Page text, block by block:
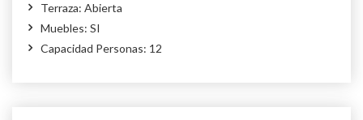
Terraza: Abierta
Muebles: SI
Capacidad Personas: 12